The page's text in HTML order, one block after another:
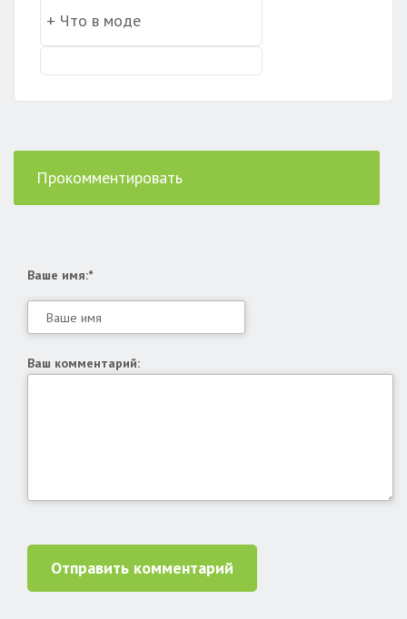
Прокомментировать
Ваше имя:*
Ваш комментарий:
Отправить комментарий